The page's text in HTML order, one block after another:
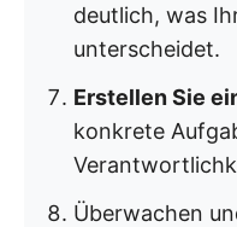
deutlich, was
unterscheidet.
Erstellen Sie
konkrete
Überwachen